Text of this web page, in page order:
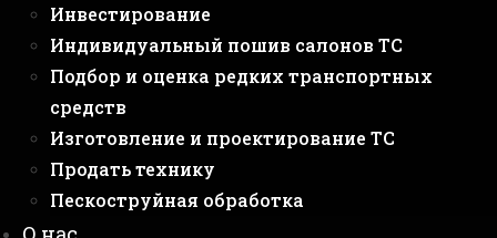
Инвестирование
Индивидуальный пошив салонов ТС
Подбор и оценка редких транспортных
средств
Изготовление и проектирование ТС
Продать технику
Пескоструйная обработка